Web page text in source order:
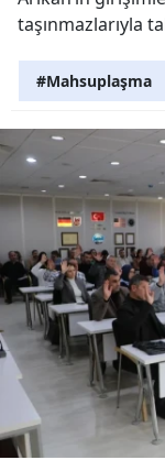
taşınmazlarıyla
#Mahsuplaşma